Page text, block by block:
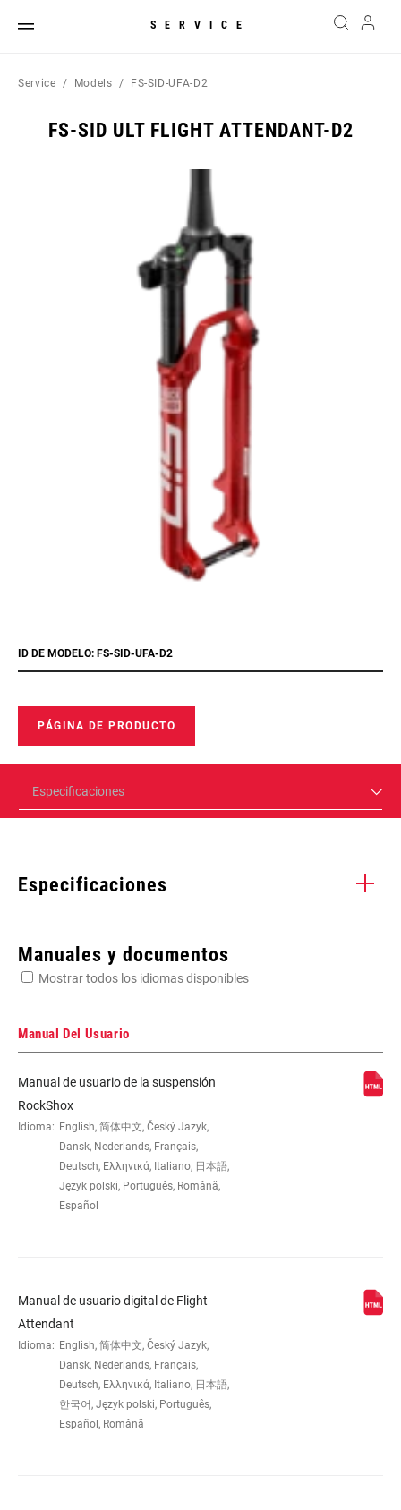
SERVICE
Service Models FS-SID-UFA-D2
FS-SID ULT FLIGHT ATTENDANT-D2
ID DE MODELO: FS-SID-UFA-D2
PÁGINA DE PRODUCTO
Especificaciones
Especificaciones
FENDER
COMPATIBILITY
Manuales y documentos
Mostrar todos los idiomas disponibles
Manual Del Usuario
Manual de usuario de la suspensión
RockShox
Idioma: English, 简体中文, Český Jazyk,
Dansk, Nederlands, Français,
Deutsch, Ελληνικά, Italiano, 日本語,
Język polski, Português, Română,
Español
Manual de usuario digital de Flight
Attendant
Idioma: English, 简体中文, Český Jazyk,
Dansk, Nederlands, Français,
Deutsch, Ελληνικά, Italiano, 日本語,
한국어, Język polski, Português,
Español, Română